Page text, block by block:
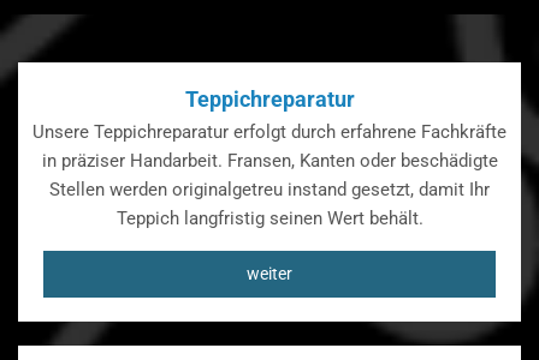
Teppichreparatur
Unsere Teppichreparatur erfolgt durch erfahrene Fachkräfte
in präziser Handarbeit. Fransen, Kanten oder beschädigte
Stellen werden originalgetreu instand gesetzt, damit Ihr
Teppich langfristig seinen Wert behält.
weiter